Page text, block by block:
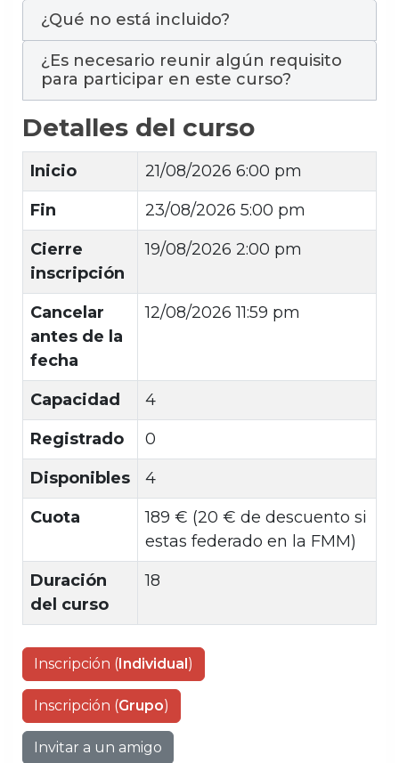
¿Qué no está incluido?
¿Es necesario reunir algún requisito
para participar en este curso?
Detalles del curso
Inicio
21/08/2026 6:00 pm
Fin
23/08/2026 5:00 pm
Cierre
inscripción
19/08/2026 2:00 pm
Cancelar
antes de la
fecha
12/08/2026 11:59 pm
Capacidad
4
Registrado
0
Disponibles
4
Cuota
189 € (20 € de descuento si
estas federado en la FMM)
Duración
del curso
18
Inscripción (Individual)
Inscripción (Grupo)
Invitar a un amigo